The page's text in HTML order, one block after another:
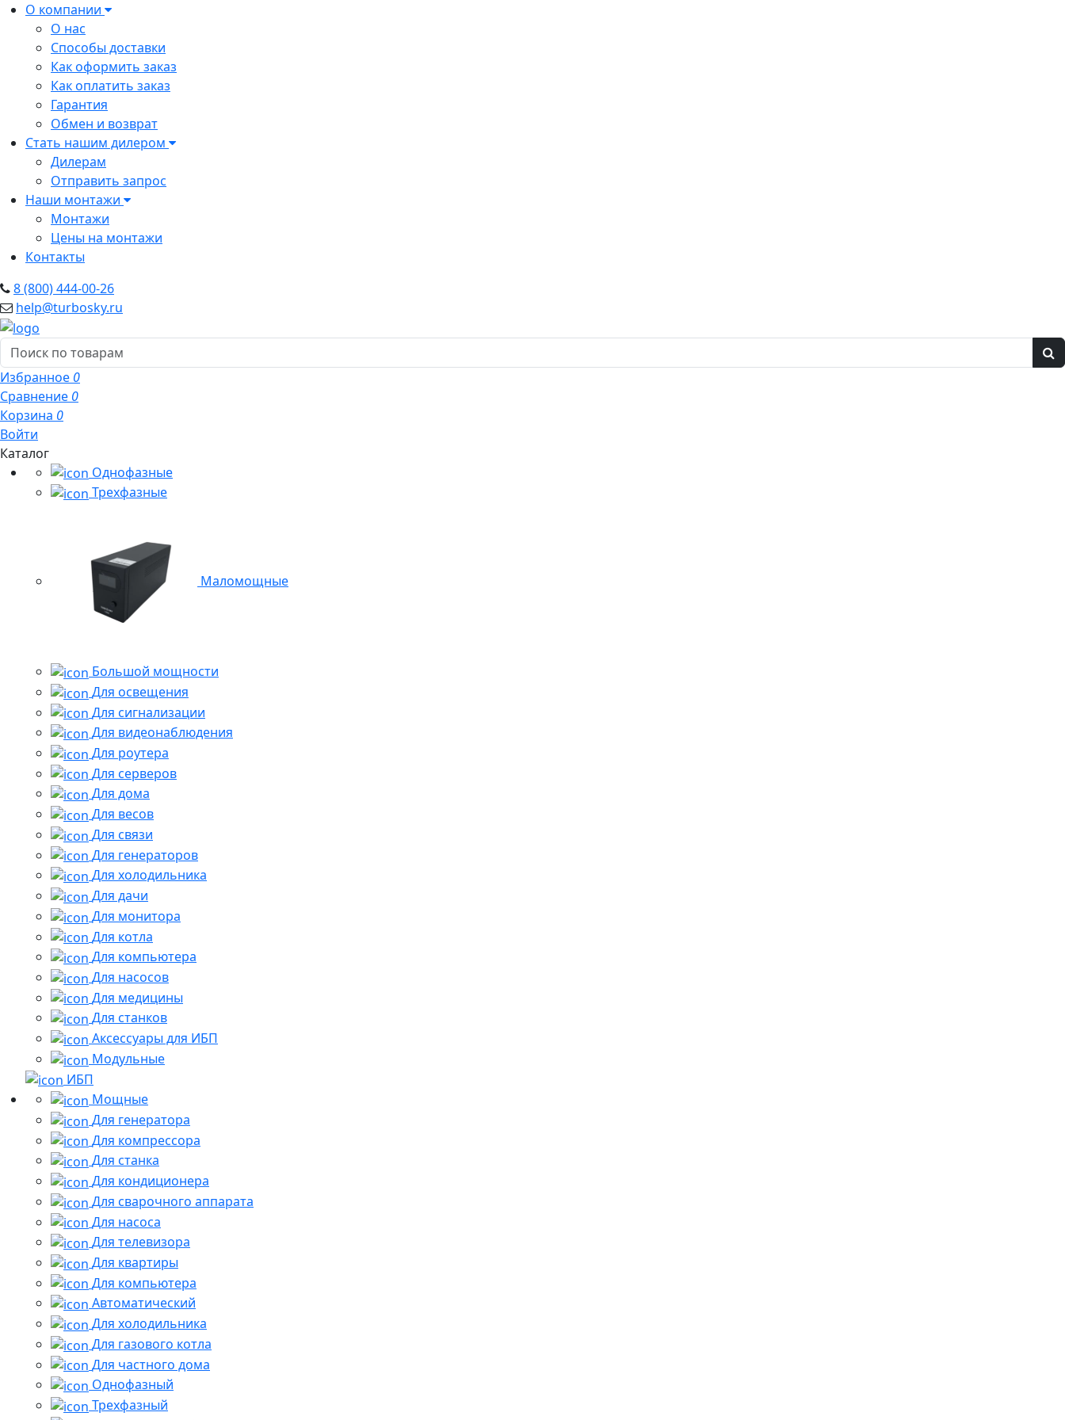
О компании
О нас
Способы доставки
Как оформить заказ
Как оплатить заказ
Гарантия
Обмен и возврат
Стать нашим дилером
Дилерам
Отправить запрос
Наши монтажи
Монтажи
Цены на монтажи
Контакты
8 (800) 444-00-26
help@turbosky.ru
Избранное 0
Сравнение 0
Корзина 0
Войти
Каталог
Однофазные
Трехфазные
Маломощные
Большой мощности
Для освещения
Для сигнализации
Для видеонаблюдения
Для роутера
Для серверов
Для дома
Для весов
Для связи
Для генераторов
Для холодильника
Для дачи
Для монитора
Для котла
Для компьютера
Для насосов
Для медицины
Для станков
Аксессуары для ИБП
Модульные
ИБП
Мощные
Для генератора
Для компрессора
Для станка
Для кондиционера
Для сварочного аппарата
Для насоса
Для телевизора
Для квартиры
Для компьютера
Автоматический
Для холодильника
Для газового котла
Для частного дома
Однофазный
Трехфазный